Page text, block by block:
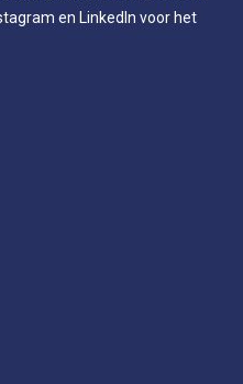
en LinkedIn voor het